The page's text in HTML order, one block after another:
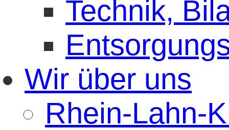
Technik,
Wir über uns
Rhein-Lahn-